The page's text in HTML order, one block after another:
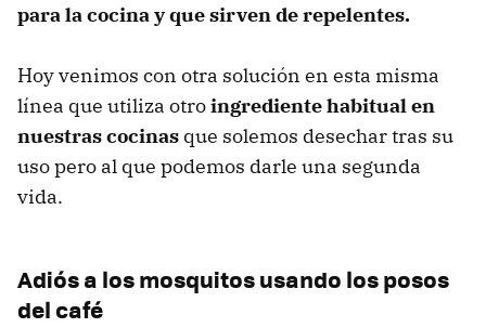
para la cocina y que sirven de repelentes.
Hoy venimos con otra solución en esta misma
línea que utiliza otroingrediente habitual en
nuestras cocinas que solemos desechar tras su
uso pero al que podemos darle una segunda
vida.
Adiós a los mosquitos usando los posos
del café